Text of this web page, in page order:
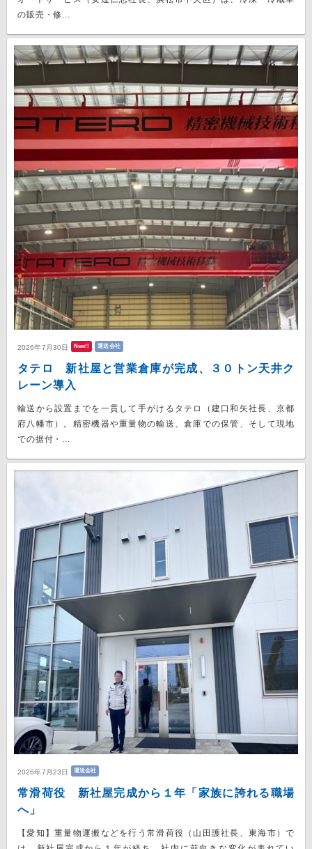
の販売・修...
2026年7月30日 New!! 運送会社
タテロ 新社屋と営業倉庫が完成、３０トン天井ク
レーン導入
輸送から設置までを一貫して手がけるタテロ（建口和矢社長、京都
府八幡市）。精密機器や重量物の輸送、倉庫での保管、そして現地
での据付・...
2026年7月23日 運送会社
常滑荷役 新社屋完成から１年「家族に誇れる職場
へ」
【愛知】重量物運搬などを行う常滑荷役（山田護社長、東海市）で